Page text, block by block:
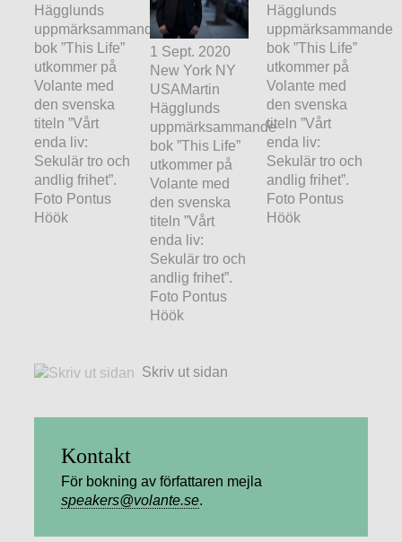
Hägglunds
uppmärksammande
bok ”This Life”
utkommer på
Volante med
den svenska
titeln ”Vårt
enda liv:
Sekulär tro och
andlig frihet”.
Foto Pontus
Höök
1 Sept. 2020
New York NY
USAMartin
Hägglunds
uppmärksammande
bok ”This Life”
utkommer på
Volante med
den svenska
titeln ”Vårt
enda liv:
Sekulär tro och
andlig frihet”.
Foto Pontus
Höök
Hägglunds
uppmärksammande
bok ”This Life”
utkommer på
Volante med
den svenska
titeln ”Vårt
enda liv:
Sekulär tro och
andlig frihet”.
Foto Pontus
Höök
Skriv ut sidan
Kontakt
För bokning av författaren mejla
speakers@volante.se.